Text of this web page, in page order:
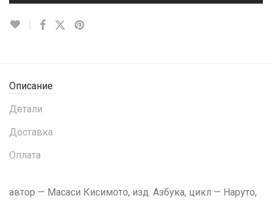
Описание
Детали
Доставка
Оплата
автор — Масаси Кисимото, изд. Азбука, цикл — Наруто,